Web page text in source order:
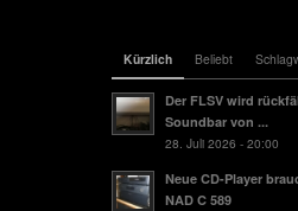
Kürzlich Beliebt
Der FLSV wird
Soundbar von ...
28. Juli 2026 - 20:00
Neue CD-Player
NAD C 589